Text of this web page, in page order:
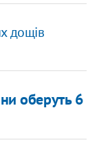
дощів
оберуть 6